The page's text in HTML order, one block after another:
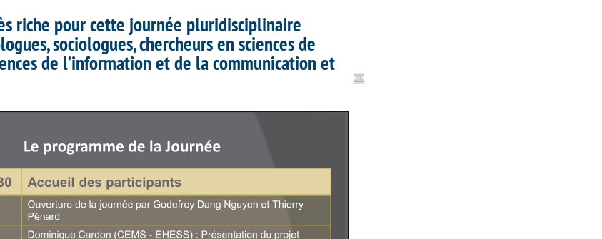
riche pour cette journée pluridisciplinaire
sociologues, chercheurs en sciences de
de l’information et de la communication et